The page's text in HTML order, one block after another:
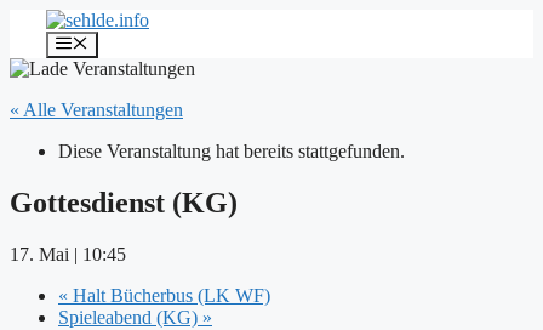
Inhalt
springen
Menü
« Alle Veranstaltungen
Diese Veranstaltung hat bereits stattgefunden.
Gottesdienst (KG)
17. Mai | 10:45
« Halt Bücherbus (LK WF)
Spieleabend (KG) »